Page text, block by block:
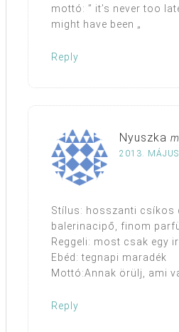
mottó: ” it’s never too
might have been „
Reply
Nyuszka
2013.
Stílus: hosszanti csíkos
balerinacipő, finom
Reggeli: most csak egy
Ebéd: tegnapi maradék
Mottó:Annak örülj, ami
Reply